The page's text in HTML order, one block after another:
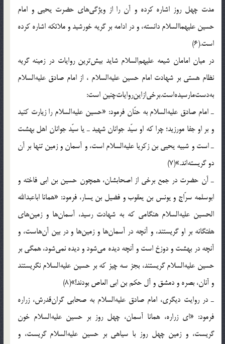
مدت چهل روز اشاره کرده و آن را از ویژگی‌های حضرت یحیی و امام
حسین علیهماالسلام دانسته، و در ادامه بر گریه خورشید و ملائکه اشاره کرده
است.(6)
در میان امامان شیعه علیهم‌السلام شاید بیش‌ترین روایات در زمینه گریه
نظام هستی بر شهادت امام حسین علیه‌السلام ، از امام صادق علیه‌السلام
به‌دست‌مارسیده‌است.برخی‌ازاین‌روایات‌چنین است:
ـ امام صادق علیه‌السلام به حنّان فرمود: «حسین علیه‌السلام را زیارت کنید
و بر او جفا مورزید؛ چرا که او سیّد جوانان شهید ـ یا سیّد جوانان اهل بهشت
ـ است و شبیه یحیی بن زکریا علیه‌السلام است، و آسمان و زمین تنها بر آن
دو گریسته‌اند.»(7)
ـ آن حضرت در جمع برخی از اصحابشان، همچون حسین بن ابی فاخته و
ابوسلمه سرّاج و یونس بن یعقوب و فضیل بن یسار، فرمود: «همانا اباعبدالله
الحسین علیه‌السلام هنگامی که به شهادت رسید، آسمان‌ها و زمین‌های
هفتگانه بر او گریستند، و آنچه در آسمان‌ها و زمین‌ها و در بین آن‌هاست، و
آنچه در بهشت و دوزخ است و آنچه دیده می‌شود و دیده نمی‌شود، همگی بر
حسین علیه‌السلام گریستند، بجز سه چیز که بر حسین علیه‌السلام نگریستند
و آنان، بصره و دمشق و آل حکم بن ابی العاص بودند!»(8)
ـ در روایت دیگری، امام صادق علیه‌السلام به صحابی گران‌قدرش، زراره
فرمود: «ای زراره، همانا آسمان، چهل روز بر حسین علیه‌السلام خون
گریست، و زمین چهل روز با سیاهی بر حسین علیه‌السلام گریست، و